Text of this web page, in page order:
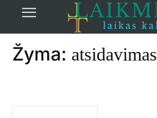
žymos Atsidavimas
Žyma: atsidavimas